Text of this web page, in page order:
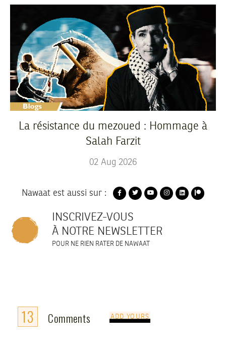
La résistance du mezoued : Hommage à
Salah Farzit
02 Aug 2026
Nawaat est aussi sur :
INSCRIVEZ-VOUS
À NOTRE NEWSLETTER
POUR NE RIEN RATER DE NAWAAT
13 Comments ADD YOURS